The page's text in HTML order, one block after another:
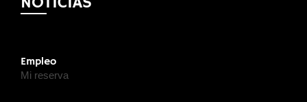
Empleo
Mi reserva